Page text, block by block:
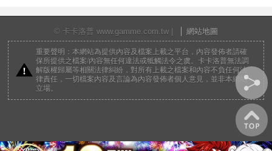
© 卡卡洛普 www.gamme.com.tw | 網站地圖
重要聲明：本網站為提供內容及檔案上載之平台，內容發佈者請確
保所提供之檔案/內容無任何違法或牴觸法令之虞。卡卡洛普無法調
解版權歸屬等相關法律糾紛，對所有上載之檔案和內容不負任何法
律責任，一切檔案內容及言論為內容發佈者個人意見，並非本網站
立場。